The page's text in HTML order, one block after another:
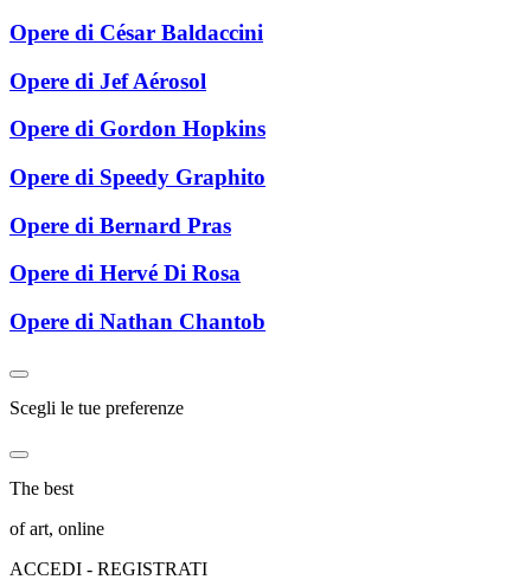
Opere di César Baldaccini
Opere di Jef Aérosol
Opere di Gordon Hopkins
Opere di Speedy Graphito
Opere di Bernard Pras
Opere di Hervé Di Rosa
Opere di Nathan Chantob
Scegli le tue preferenze
The best
of art, online
ACCEDI - REGISTRATI